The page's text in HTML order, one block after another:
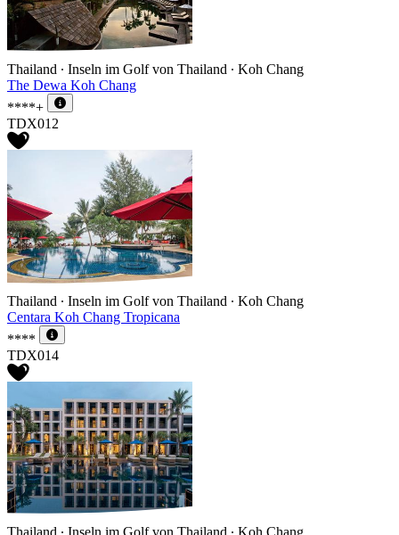
Thailand ∙ Inseln im Golf von Thailand ∙ Koh Chang
The Dewa Koh Chang
****+
TDX012
Thailand ∙ Inseln im Golf von Thailand ∙ Koh Chang
Centara Koh Chang Tropicana
****
TDX014